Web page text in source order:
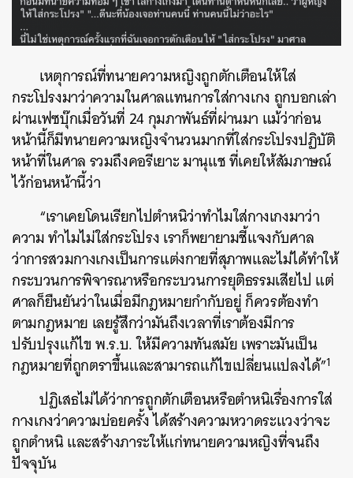
เหตุการณ์ที่ทนายความหญิงถูกตักเตือนให้ใส่
กระโปรงมาว่าความในศาลแทนการใส่กางเกง ถูกบอกเล่า
ผ่านเฟซบุ๊กเมื่อวันที่ 24 กุมภาพันธ์ที่ผ่านมา แม้ว่าก่อน
หน้านี้ก็มีทนายความหญิงจำนวนมากที่ใส่กระโปรงปฏิบัติ
หน้าที่ในศาล รวมถึงคอรีเยาะ มานุแช ที่เคยให้สัมภาษณ์
ไว้ก่อนหน้านี้ว่า
“เราเคยโดนเรียกไปตำหนิว่าทำไมใส่กางเกงมาว่า
ความ ทำไมไม่ใส่กระโปรง เราก็พยายามชี้แจงกับศาล
ว่าการสวมกางเกงเป็นการแต่งกายที่สุภาพและไม่ได้ทำให้
กระบวนการพิจารณาหรือกระบวนการยุติธรรมเสียไป แต่
ศาลก็ยืนยันว่าในเมื่อมีกฎหมายกำกับอยู่ ก็ควรต้องทำ
ตามกฎหมาย เลยรู้สึกว่ามันถึงเวลาที่เราต้องมีการ
ปรับปรุงแก้ไข พ.ร.บ. ให้มีความทันสมัย เพราะมันเป็น
กฎหมายที่ถูกตราขึ้นและสามารถแก้ไขเปลี่ยนแปลงได้”1
ปฏิเสธไม่ได้ว่าการถูกตักเตือนหรือตำหนิเรื่องการใส่
กางเกงว่าความบ่อยครั้ง ได้สร้างความหวาดระแวงว่าจะ
ถูกตำหนิ และสร้างภาระให้แก่ทนายความหญิงที่จนถึง
ปัจจุบัน